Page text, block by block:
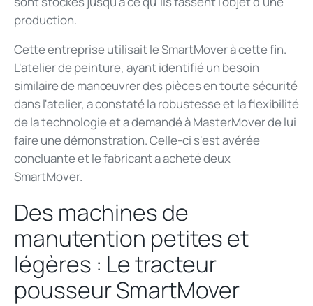
production.
Cette entreprise utilisait le SmartMover à cette fin.
L'atelier de peinture, ayant identifié un besoin
similaire de manœuvrer des pièces en toute sécurité
dans l'atelier, a constaté la robustesse et la flexibilité
de la technologie et a demandé à MasterMover de lui
faire une démonstration. Celle-ci s'est avérée
concluante et le fabricant a acheté deux
SmartMover.
Des machines de
manutention petites et
légères : Le tracteur
pousseur SmartMover